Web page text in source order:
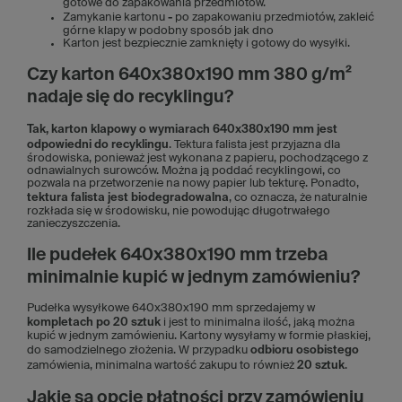
gotowe do zapakowania przedmiotów.
Zamykanie kartonu - po zapakowaniu przedmiotów, zakleić
górne klapy w podobny sposób jak dno
Karton jest bezpiecznie zamknięty i gotowy do wysyłki.
Czy karton 640x380x190 mm 380 g/m²
nadaje się do recyklingu?
Tak, karton klapowy o wymiarach 640x380x190 mm jest
odpowiedni do recyklingu. Tektura falista jest przyjazna dla
środowiska, ponieważ jest wykonana z papieru, pochodzącego z
odnawialnych surowców. Można ją poddać recyklingowi, co
pozwala na przetworzenie na nowy papier lub tekturę. Ponadto,
tektura falista jest biodegradowalna, co oznacza, że naturalnie
rozkłada się w środowisku, nie powodując długotrwałego
zanieczyszczenia.
Ile pudełek 640x380x190 mm trzeba
minimalnie kupić w jednym zamówieniu?
Pudełka wysyłkowe 640x380x190 mm sprzedajemy w
kompletach po 20 sztuk i jest to minimalna ilość, jaką można
kupić w jednym zamówieniu. Kartony wysyłamy w formie płaskiej,
do samodzielnego złożenia. W przypadku odbioru osobistego
zamówienia, minimalna wartość zakupu to również 20 sztuk.
Jakie są opcje płatności przy zamówieniu